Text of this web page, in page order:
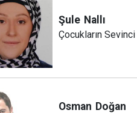
Şule Nallı
Çocukların Sevinci
Osman Doğan